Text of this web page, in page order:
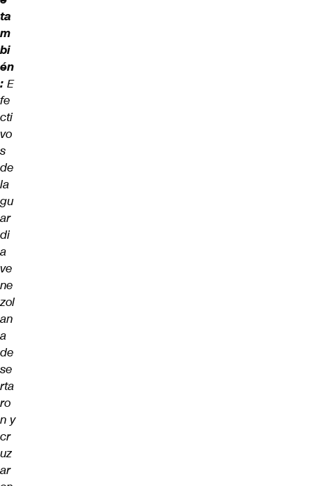
ta
m
bi
én
: E
fe
cti
vo
s
de
la
gu
ar
di
a
ve
ne
zol
an
a
de
se
rta
ro
n y
cr
uz
ar